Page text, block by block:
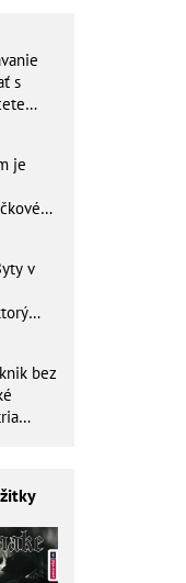
s
je
v
bez